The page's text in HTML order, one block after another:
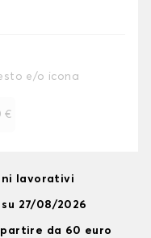
e/o icona
€
lavorativi
27/08/2026
da 60 euro